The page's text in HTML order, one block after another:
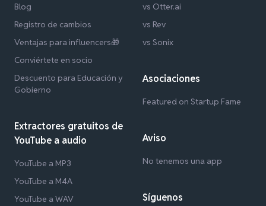
Blog
Registro de cambios
Ventajas para influencers🎁
Conviértete en socio
Descuento para Educación y
Gobierno
Extractores gratuitos de
YouTube a audio
YouTube a MP3
YouTube a M4A
YouTube a WAV
vs Otter.ai
vs Rev
vs Sonix
Asociaciones
Featured on Startup Fame
Aviso
No tenemos una app
Síguenos